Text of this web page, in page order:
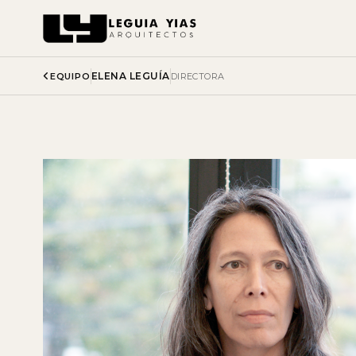
Proceso
Pensamiento
Prensa
EQUIPO ELENA LEGUÍA DIRECTORA